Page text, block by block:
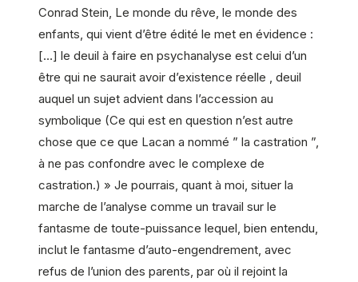
Conrad Stein, Le monde du rêve, le monde des
enfants, qui vient d’être édité le met en évidence :
[…] le deuil à faire en psychanalyse est celui d’un
être qui ne saurait avoir d’existence réelle , deuil
auquel un sujet advient dans l’accession au
symbolique (Ce qui est en question n’est autre
chose que ce que Lacan a nommé ” la castration ”,
à ne pas confondre avec le complexe de
castration.) » Je pourrais, quant à moi, situer la
marche de l’analyse comme un travail sur le
fantasme de toute-puissance lequel, bien entendu,
inclut le fantasme d’auto-engendrement, avec
refus de l’union des parents, par où il rejoint la